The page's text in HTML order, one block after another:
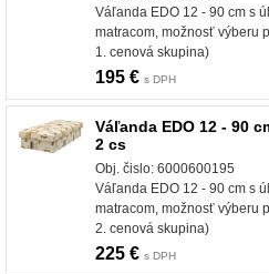
Váľanda EDO 12 - 90 cm s
matracom, možnosť výberu
1. cenová skupina)
195 € s DPH
Váľanda EDO 12 - 90
2 cs
Obj. čislo: 6000600195
Váľanda EDO 12 - 90 cm s
matracom, možnosť výberu
2. cenová skupina)
225 € s DPH